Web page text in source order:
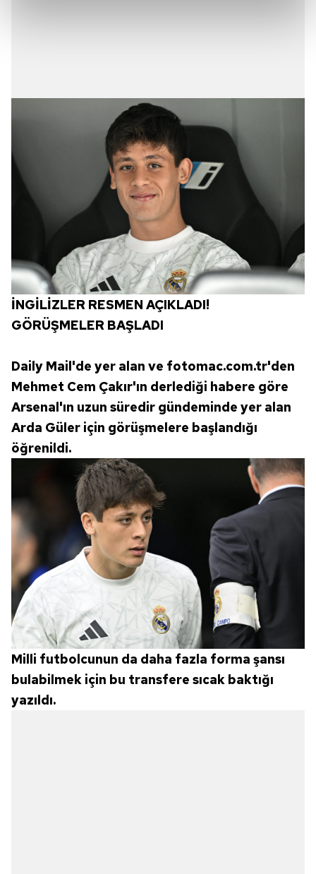
Sizlere daha iyi bir hizmet sunabilmek için İnternet
Sitemizde kendimize ve üçüncü kişilere ait çerezler
kullanılmaktadır. Bu çerezler vasıtasıyla çeşitli kişisel
verileriniz işlenmekte olup gerekli olan çerezler bilgi
toplumu hizmetlerinin sunulması amacıyla
kullanılmaktadır. Diğer çerezler, sitemizin daha işlevsel
kılınması ve kişiselleştirilmesi ve sizlere yönelik
reklam/pazarlama faaliyetlerinin yapılması, amaçlarıyla
sınırlı olarak açık rızanız dahilinde kullanılacaktır.
Çerezlere ilişkin tercihlerinizi aşağıda yer alan panel
vasıtasıyla belirleyebilirsiniz. Çerezlere ilişkin detaylı bilgi
için Ayarlar butonuna tıklayabilir,Çerez Bilgilendirme
Metnimiziziyaret edebilirsiniz.
6698 sayılı Kişisel Verilerin Korunması Kanunu uyarınca
hazırlanmış Aydınlatma Metnimizi okumak ve sitemizde
ilgili mevzuata uygun olarak kullanılan çerezlerle ilgili bilgi
almak için lütfentıklayınız.
İNGİLİZLER RESMEN AÇIKLADI!
GÖRÜŞMELER BAŞLADI
Daily Mail'de yer alan ve fotomac.com.tr'den
Mehmet Cem Çakır'ın derlediği habere göre
Arsenal'ın uzun süredir gündeminde yer alan
Arda Güler için görüşmelere başlandığı
öğrenildi.
Milli futbolcunun da daha fazla forma şansı
bulabilmek için bu transfere sıcak baktığı
yazıldı.